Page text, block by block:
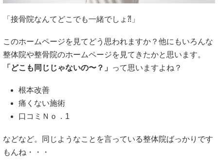
「接骨院なんてどこでも一緒でしょ⁈」
このホームページを見てどう思われますか？他にもいろんな
整体院や整骨院のホームページを見てきたかと思います。
「どこも同じじゃないの〜？」
って思いますよね？
根本改善
痛くない施術
口コミＮｏ．1
などなど。同じようなことを言っている整体院ばっかりです
もんね・・・